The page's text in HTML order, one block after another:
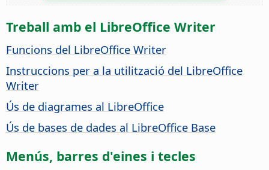
Treball amb el LibreOffice Writer
Funcions del LibreOffice Writer
Instruccions per a la utilització del LibreOffice
Writer
Ús de diagrames al LibreOffice
Ús de bases de dades al LibreOffice Base
Menús, barres d'eines i tecles